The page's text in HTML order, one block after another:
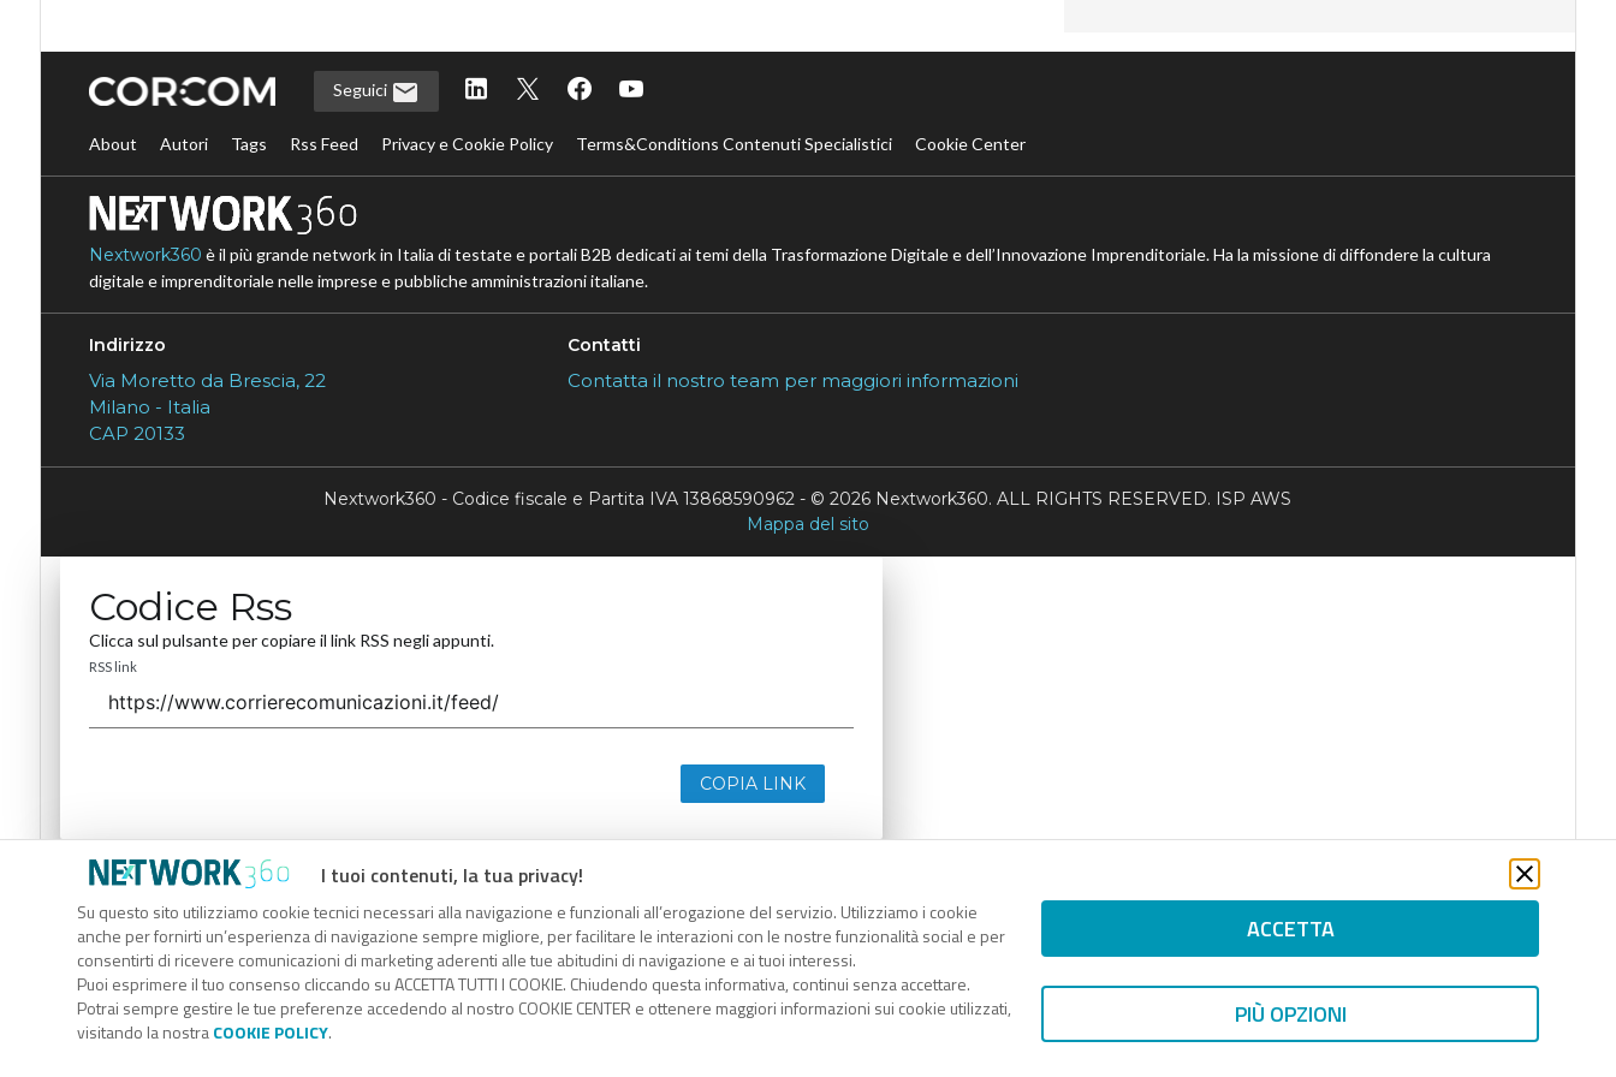
I tuoi contenuti, la tua privacy!
Su questo sito utilizziamo cookie tecnici necessari alla navigazione e funzionali all’erogazione del servizio. Utilizziamo i cookie
anche per fornirti un’esperienza di navigazione sempre migliore, per facilitare le interazioni con le nostre funzionalità social e per
consentirti di ricevere comunicazioni di marketing aderenti alle tue abitudini di navigazione e ai tuoi interessi.
Puoi esprimere il tuo consenso cliccando su ACCETTA TUTTI I COOKIE. Chiudendo questa informativa, continui senza accettare.
Potrai sempre gestire le tue preferenze accedendo al nostro COOKIE CENTER e ottenere maggiori informazioni sui cookie utilizzati,
visitando la nostraCOOKIE POLICY.
ACCETTA
PIÙ OPZIONI
Seguici
About Autori Tags Rss Feed Privacy e Cookie Policy Terms&Conditions Contenuti Specialistici Cookie Center
Nextwork360 è il più grande network in Italia di testate e portali B2B dedicati ai temi della Trasformazione Digitale e dell’Innovazione Imprenditoriale. Ha la missione di diffondere la cultura
digitale e imprenditoriale nelle imprese e pubbliche amministrazioni italiane.
Indirizzo
Via Moretto da Brescia, 22
Milano - Italia
CAP 20133
Contatti
Contatta il nostro team per maggiori informazioni
Nextwork360 - Codice fiscale e Partita IVA 13868590962 - © 2026 Nextwork360. ALL RIGHTS RESERVED. ISP AWS
Mappa del sito
Codice Rss
Clicca sul pulsante per copiare il link RSS negli appunti.
RSS link
COPIA LINK
Codice Rss
Clicca sul pulsante per copiare il link RSS negli appunti.
RSS link